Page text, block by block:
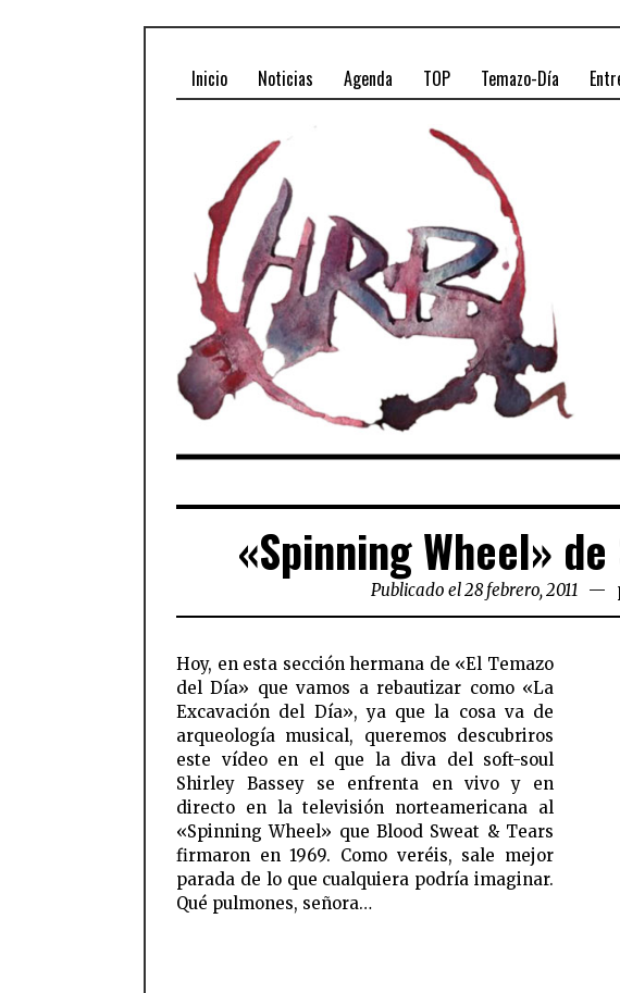
Inicio Noticias Agenda TOP Temazo-Día
«Spinning Wheel» de
Publicado el 28 febrero, 2011
Hoy, en esta sección hermana de «El Temazo
del Día» que vamos a rebautizar como «La
Excavación del Día», ya que la cosa va de
arqueología musical, queremos descubriros
este vídeo en el que la diva del soft-soul
Shirley Bassey se enfrenta en vivo y en
directo en la televisión norteamericana al
«Spinning Wheel» que Blood Sweat & Tears
firmaron en 1969. Como veréis, sale mejor
parada de lo que cualquiera podría imaginar.
Qué pulmones, señora…